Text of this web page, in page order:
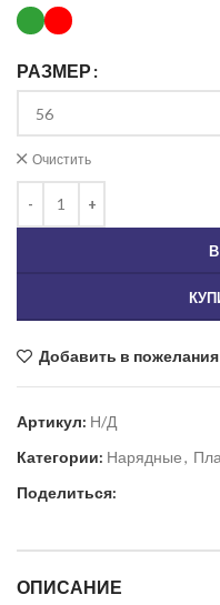
РАЗМЕР
Очистить
Добавить в пожелания
Артикул: Н/Д
Категории: Нарядные,
Поделиться:
ОПИСАНИЕ